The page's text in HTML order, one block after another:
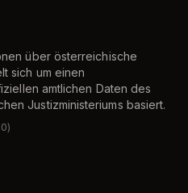
über österreichische
sich um einen
amtlichen Daten des
Justizministeriums basiert.